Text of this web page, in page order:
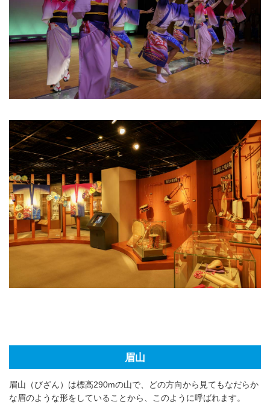
眉山
眉山（びざん）は標高290mの山で、どの方向から見てもなだらか
な眉のような形をしていることから、このように呼ばれます。